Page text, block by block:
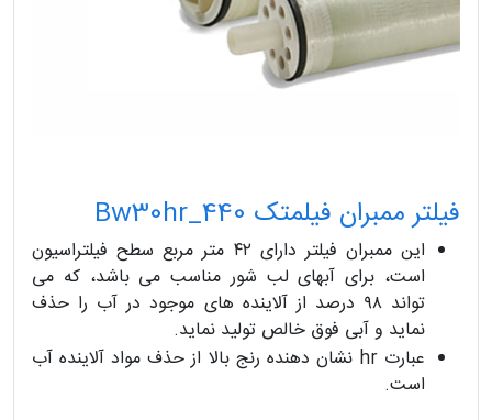
فیلتر ممبران فیلمتک Bw30hr_440
این ممبران فیلتر دارای ۴۲ متر مربع سطح فیلتراسیون
است، برای آبهای لب شور مناسب می باشد، که می
تواند ۹۸ درصد از آلاینده های موجود در آب را حذف
نماید و آبی فوق خالص تولید نماید.
عبارت hr نشان دهنده رنج بالا از حذف مواد آلاینده آب
است.